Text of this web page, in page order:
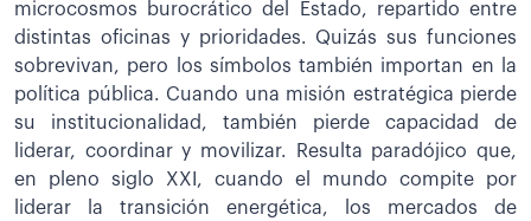
microcosmos burocrático del Estado, repartido entre
distintas oficinas y prioridades. Quizás sus funciones
sobrevivan, pero los símbolos también importan en la
política pública. Cuando una misión estratégica pierde
su institucionalidad, también pierde capacidad de
liderar, coordinar y movilizar. Resulta paradójico que,
en pleno siglo XXI, cuando el mundo compite por
liderar la transición energética, los mercados de